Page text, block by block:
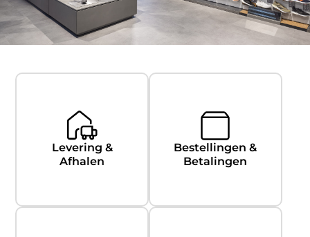
Categorieën
Levering &
Afhalen
Bestellingen &
Betalingen